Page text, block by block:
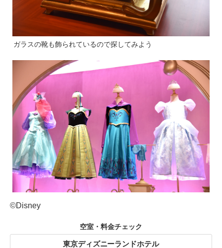
ガラスの靴も飾られているので探してみよう
©Disney
空室・料金チェック
東京ディズニーランドホテル